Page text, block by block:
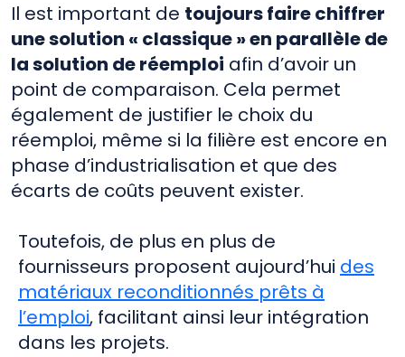
Il est important de toujours faire chiffrer
une solution « classique » en parallèle de
la solution de réemploi afin d’avoir un
point de comparaison. Cela permet
également de justifier le choix du
réemploi, même si la filière est encore en
phase d’industrialisation et que des
écarts de coûts peuvent exister.
Toutefois, de plus en plus de
fournisseurs proposent aujourd’hui des
matériaux reconditionnés prêts à
l’emploi, facilitant ainsi leur intégration
dans les projets.